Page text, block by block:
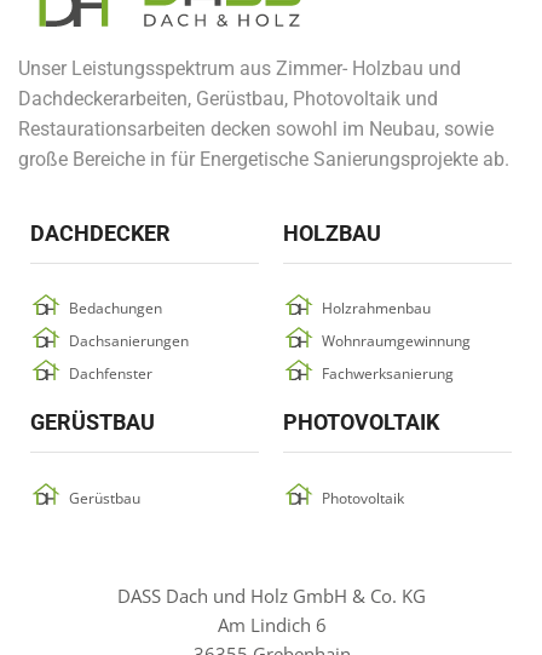
Unser Leistungsspektrum aus Zimmer- Holzbau und
Dachdeckerarbeiten, Gerüstbau, Photovoltaik und
Restaurationsarbeiten decken sowohl im Neubau, sowie
große Bereiche in für Energetische Sanierungsprojekte ab.
DACHDECKER
Bedachungen
Dachsanierungen
Dachfenster
HOLZBAU
Holzrahmenbau
Wohnraumgewinnung
Fachwerksanierung
GERÜSTBAU
Gerüstbau
PHOTOVOLTAIK
Photovoltaik
DASS Dach und Holz GmbH & Co. KG
Am Lindich 6